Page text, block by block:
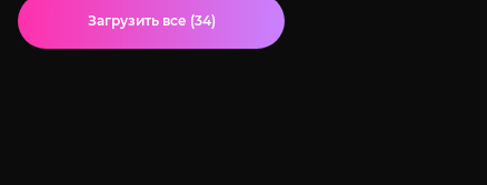
Загрузить все (34)